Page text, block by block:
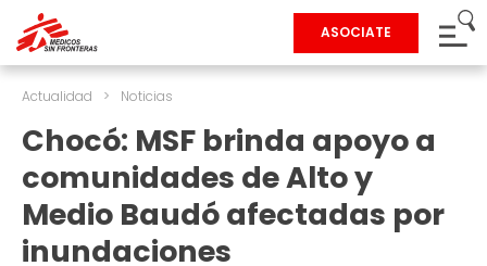
ASOCIATE
Actualidad > Noticias
Chocó: MSF brinda apoyo a
comunidades de Alto y
Medio Baudó afectadas por
inundaciones